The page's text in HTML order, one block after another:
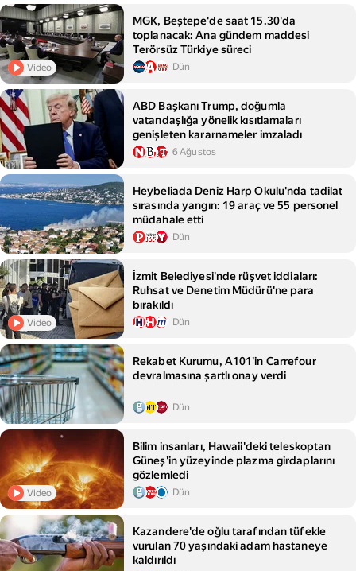
Video
MGK, Beştepe'de saat 15.30'da
toplanacak: Ana gündem maddesi
Terörsüz Türkiye süreci
Dün
ABD Başkanı Trump, doğumla
vatandaşlığa yönelik kısıtlamaları
genişleten kararnameler imzaladı
6 Ağustos
Heybeliada Deniz Harp Okulu'nda tadilat
sırasında yangın: 19 araç ve 55 personel
müdahale etti
Dün
Video
İzmit Belediyesi'nde rüşvet iddiaları:
Ruhsat ve Denetim Müdürü'ne para
bırakıldı
Dün
Rekabet Kurumu, A101'in Carrefour
devralmasına şartlı onay verdi
Dün
Video
Bilim insanları, Hawaii'deki teleskoptan
Güneş'in yüzeyinde plazma girdaplarını
gözlemledi
Dün
Kazandere'de oğlu tarafından tüfekle
vurulan 70 yaşındaki adam hastaneye
kaldırıldı